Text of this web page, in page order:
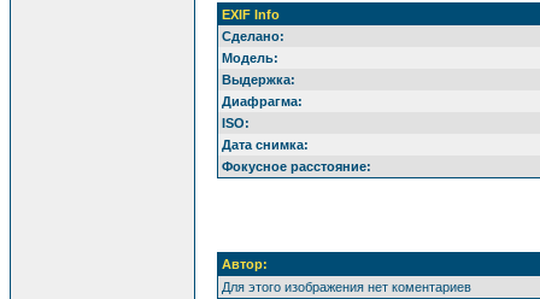
EXIF Info
Сделано:
Модель:
Выдержка:
Диафрагма:
ISO:
Дата снимка:
Фокусное расстояние:
Автор:
Для этого изображения нет коментариев